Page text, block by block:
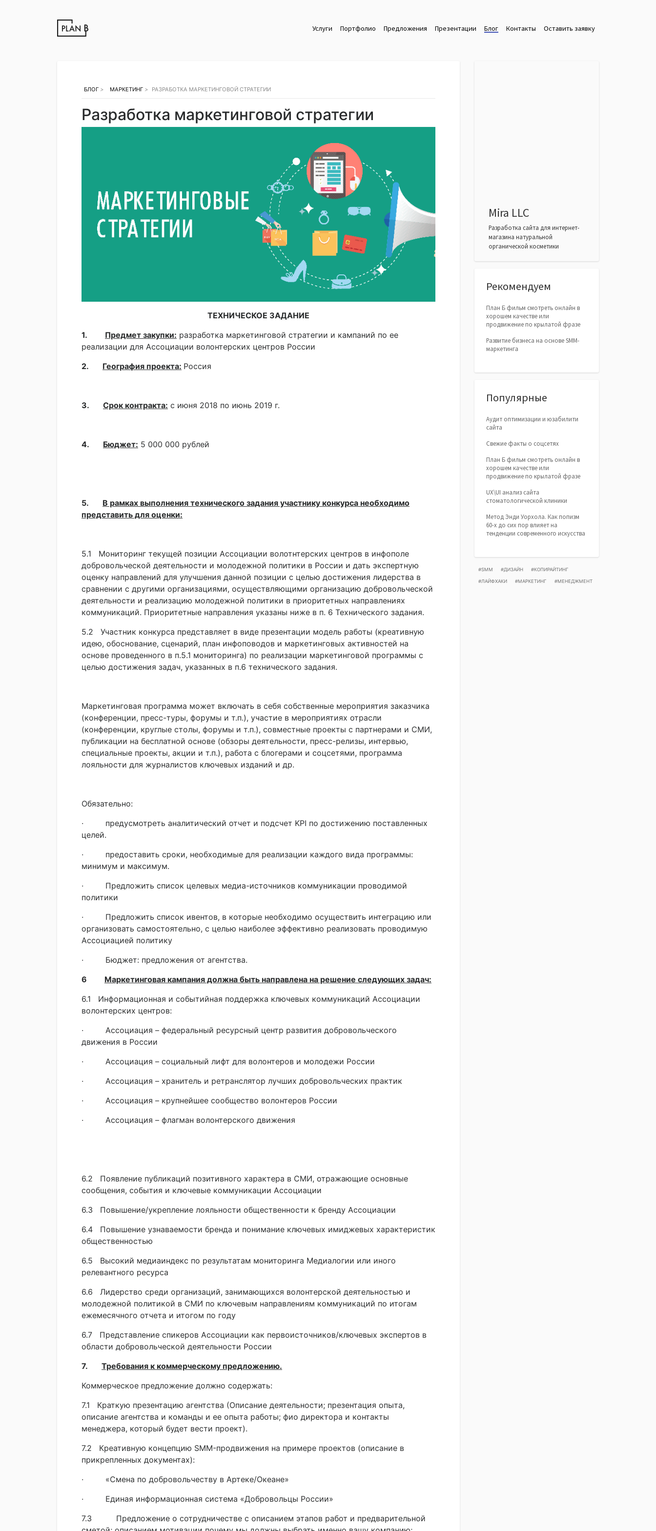
Услуги Портфолио Предложения Презентации Блог Контакты Оставить заявку
БЛОГ > МАРКЕТИНГ > РАЗРАБОТКА МАРКЕТИНГОВОЙ СТРАТЕГИИ
Разработка маркетинговой стратегии
ТЕХНИЧЕСКОЕ ЗАДАНИЕ
1. Предмет закупки: разработка маркетинговой стратегии и кампаний по ее
реализации для Ассоциации волонтерских центров России
2. География проекта: Россия
3. Срок контракта: с июня 2018 по июнь 2019 г.
4. Бюджет: 5 000 000 рублей
5. В рамках выполнения технического задания участнику конкурса необходимо
представить для оценки:
5.1 Мониторинг текущей позиции Ассоциации волотнтерских центров в инфополе
добровольческой деятельности и молодежной политики в России и дать экспертную
оценку направлений для улучшения данной позиции с целью достижения лидерства в
сравнении с другими организациями, осуществляющими организацию добровольческой
деятельности и реализацию молодежной политики в приоритетных направлениях
коммуникаций. Приоритетные направления указаны ниже в п. 6 Технического задания.
5.2 Участник конкурса представляет в виде презентации модель работы (креативную
идею, обоснование, сценарий, план инфоповодов и маркетинговых активностей на
основе проведенного в п.5.1 мониторинга) по реализации маркетинговой программы с
целью достижения задач, указанных в п.6 технического задания.
Маркетинговая программа может включать в себя собственные мероприятия заказчика
(конференции, пресс-туры, форумы и т.п.), участие в мероприятиях отрасли
(конференции, круглые столы, форумы и т.п.), совместные проекты с партнерами и СМИ,
публикации на бесплатной основе (обзоры деятельности, пресс-релизы, интервью,
специальные проекты, акции и т.п.), работа с блогерами и соцсетями, программа
лояльности для журналистов ключевых изданий и др.
Обязательно:
· предусмотреть аналитический отчет и подсчет KPI по достижению поставленных
целей.
· предоставить сроки, необходимые для реализации каждого вида программы:
минимум и максимум.
· Предложить список целевых медиа-источников коммуникации проводимой
политики
· Предложить список ивентов, в которые необходимо осуществить интеграцию или
организовать самостоятельно, с целью наиболее эффективно реализовать проводимую
Ассоциацией политику
· Бюджет: предложения от агентства.
6 Маркетинговая кампания должна быть направлена на решение следующих задач:
6.1 Информационная и событийная поддержка ключевых коммуникаций Ассоциации
волонтерских центров:
· Ассоциация – федеральный ресурсный центр развития добровольческого
движения в России
· Ассоциация – социальный лифт для волонтеров и молодежи России
· Ассоциация – хранитель и ретранслятор лучших добровольческих практик
· Ассоциация – крупнейшее сообщество волонтеров России
· Ассоциация – флагман волонтерского движения
6.2 Появление публикаций позитивного характера в СМИ, отражающие основные
сообщения, события и ключевые коммуникации Ассоциации
6.3 Повышение/укрепление лояльности общественности к бренду Ассоциации
6.4 Повышение узнаваемости бренда и понимание ключевых имиджевых характеристик
общественностью
6.5 Высокий медиаиндекс по результатам мониторинга Медиалогии или иного
релевантного ресурса
6.6 Лидерство среди организаций, занимающихся волонтерской деятельностью и
молодежной политикой в СМИ по ключевым направлениям коммуникаций по итогам
ежемесячного отчета и итогом по году
6.7 Представление спикеров Ассоциации как первоисточников/ключевых экспертов в
области добровольческой деятельности России
7. Требования к коммерческому предложению.
Коммерческое предложение должно содержать:
7.1 Краткую презентацию агентства (Описание деятельности; презентация опыта,
описание агентства и команды и ее опыта работы; фио директора и контакты
менеджера, который будет вести проект).
7.2 Креативную концепцию SMM-продвижения на примере проектов (описание в
прикрепленных документах):
· «Смена по добровольчеству в Артеке/Океане»
· Единая информационная система «Добровольцы России»
7.3 Предложение о сотрудничестве с описанием этапов работ и предварительной
Mira LLC
Разработка сайта для интернет-
магазина натуральной
органической косметики
Рекомендуем
План Б фильм смотреть онлайн в
хорошем качестве или
продвижение по крылатой фразе
Развитие бизнеса на основе SMM-
маркетинга
Популярные
Аудит оптимизации и юзабилити
сайта
Свежие факты о соцсетях
План Б фильм смотреть онлайн в
хорошем качестве или
продвижение по крылатой фразе
UX\UI анализ сайта
стоматологической клиники
Метод Энди Уорхола. Как попизм
60-х до сих пор влияет на
тенденции современного искусства
#SMM #ДИЗАЙН #КОПИРАЙТИНГ
#ЛАЙФХАКИ #МАРКЕТИНГ #МЕНЕДЖМЕНТ